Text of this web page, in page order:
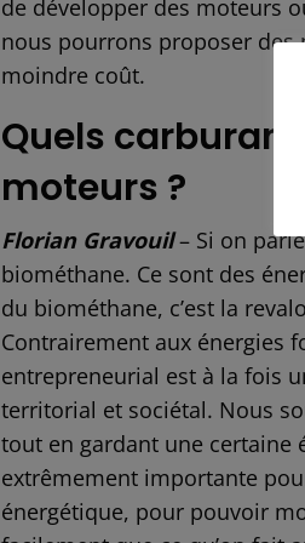
de développer des moteurs
nous pourrons proposer
moindre coût.
Quels
moteurs ?
Florian Gravouil– Si on
biométhane. Ce sont des
du biométhane, c’est la
Contrairement aux énergies
entrepreneurial est à la fois
territorial et sociétal. Nous
tout en gardant une certaine
extrêmement importante
énergétique, pour pouvoir